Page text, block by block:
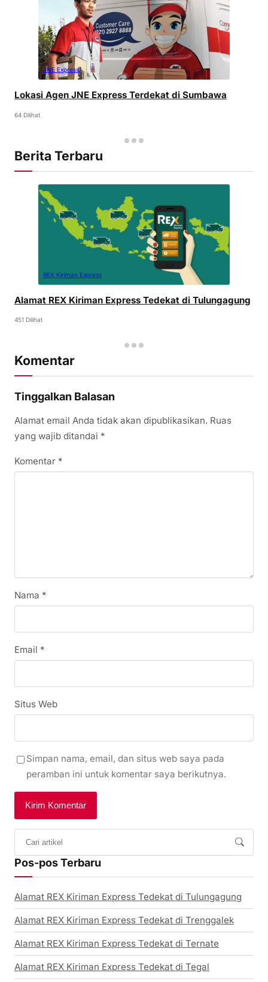
JNE Express
Lokasi Agen JNE Express Terdekat di Sumbawa
64 Dilihat
Berita Terbaru
REX Kiriman Express
Alamat REX Kiriman Express Tedekat di Tulungagung
451 Dilihat
Komentar
Tinggalkan Balasan
Alamat email Anda tidak akan dipublikasikan. Ruas
yang wajib ditandai *
Komentar *
Nama *
Email *
Situs Web
Simpan nama, email, dan situs web saya pada
peramban ini untuk komentar saya berikutnya.
Pos-pos Terbaru
Alamat REX Kiriman Express Tedekat di Tulungagung
Alamat REX Kiriman Express Tedekat di Trenggalek
Alamat REX Kiriman Express Tedekat di Ternate
Alamat REX Kiriman Express Tedekat di Tegal